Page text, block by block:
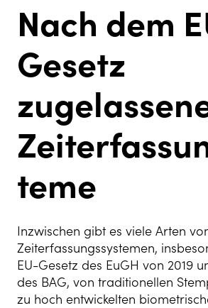
Nach dem
Gesetz
teme
Inzwischen gibt es viele Arten
Zeiterfassungssystemen,
EU-Gesetz des EuGH von 2019
des BAG, von traditionellen
zu hoch entwickelten